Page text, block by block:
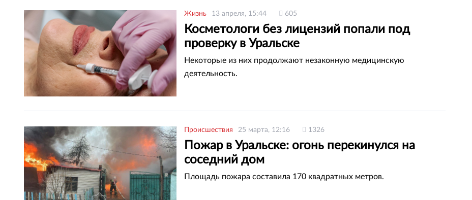
Жизнь 13 апреля, 15:44 605
Косметологи без лицензий попали под
проверку в Уральске
Некоторые из них продолжают незаконную медицинскую
деятельность.
Происшествия 25 марта, 12:16 1326
Пожар в Уральске: огонь перекинулся на
соседний дом
Площадь пожара составила 170 квадратных метров.